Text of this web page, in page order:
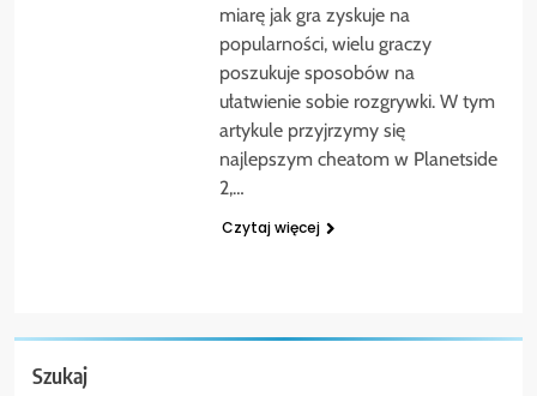
miarę jak gra zyskuje na
popularności, wielu graczy
poszukuje sposobów na
ułatwienie sobie rozgrywki. W tym
artykule przyjrzymy się
najlepszym cheatom w Planetside
2,…
Czytaj więcej
Szukaj